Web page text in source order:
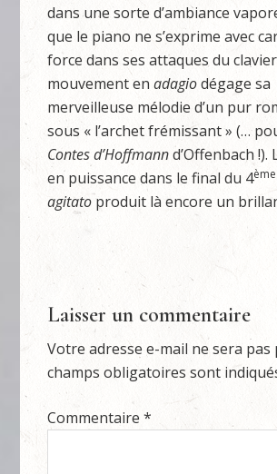
dans une sorte d’ambiance
que le piano ne s’exprime avec
force dans ses attaques du
mouvement enadagiodégage sa
merveilleuse mélodie d’un pur
sous « l’archet frémissant » (…
Contes d’Hoffmannd’Offenbach !).
en puissance dans le final du 4ème
agitato produit là encore un
Laisser un commentaire
Votre adresse e-mail ne sera pas
champs obligatoires sont
Commentaire*